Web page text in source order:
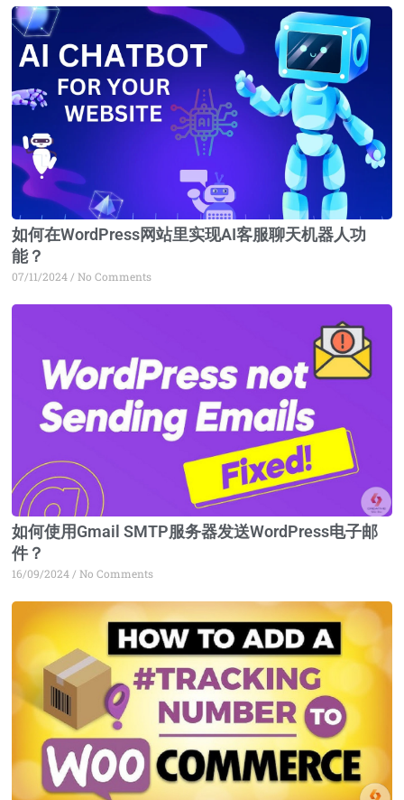
如何在WordPress网站里实现AI客服聊天机器人功
能？
07/11/2024 No Comments
如何使用Gmail SMTP服务器发送WordPress电子邮
件？
16/09/2024 No Comments